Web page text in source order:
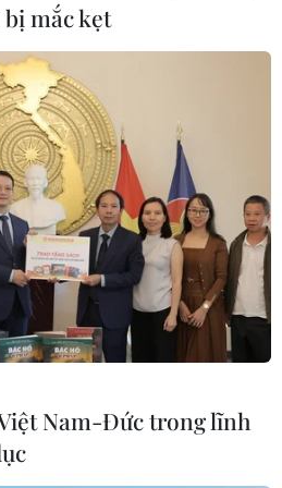
Nội-Thành phố Hồ Chí
tải biển kiểm soát 30B-
(sinh năm 1993, trú tỉnh
đi từ Quốc lộ 1A cắt
tuyến đường liên xã
Tín thì xảy ra va chạm
thiệt hại về người. Tuy
bị hư hỏng và tạm thời
hỏng; xe ôtô tải bị hư
bên phải.
mắc kẹt
Nam-Đức trong lĩnh